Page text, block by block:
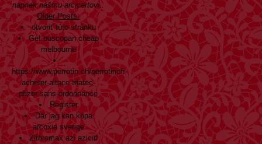
napriek nášmu arcicertovi..
Older Posts:
otvoriť túto stránku
Get buscopan cheap
melbourne
https://www.perrotin.ch/perrotinch-
acheter-altace-triatec-
pfizer-sans-ordonnance
Register
Där jag kan köpa
arcoxia sverige
Zithromax azi azicid